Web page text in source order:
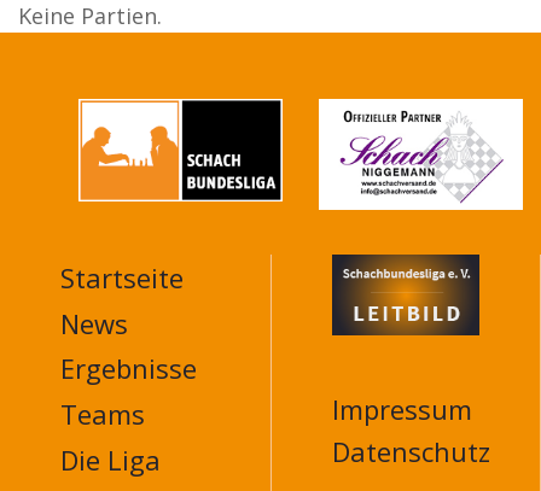
Keine Partien.
MAIN
NAVIGATION
FOOTER
Startseite
News
Ergebnisse
Teams
Die Liga
Impressum
Datenschutz